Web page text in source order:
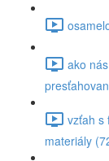
ako
vzťah s
materiály